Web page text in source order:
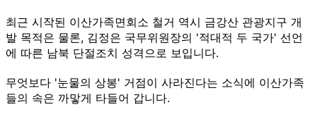
최근 시작된 이산가족면회소 철거 역시 금강산 관광지구 개
발 목적은 물론, 김정은 국무위원장의 '적대적 두 국가' 선언
에 따른 남북 단절조치 성격으로 보입니다.
무엇보다 '눈물의 상봉' 거점이 사라진다는 소식에 이산가족
들의 속은 까맣게 타들어 갑니다.